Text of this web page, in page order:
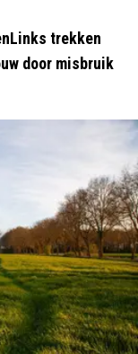
trekken
door misbruik